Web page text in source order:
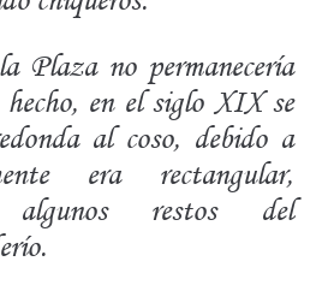
Plaza no permanecería
en el siglo XIX se
al coso, debido a
era rectangular,
algunos restos del